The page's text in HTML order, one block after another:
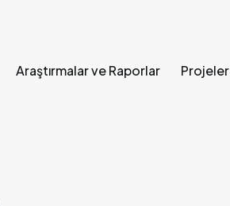
Araştırmalar ve Raporlar Projeler